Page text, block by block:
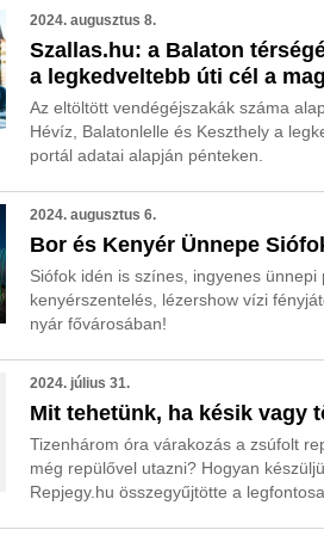
2024. augusztus 8.
Szallas.hu: a Balaton
a legkedveltebb úti cél a
Az eltöltött vendégéjszakák száma
Hévíz, Balatonlelle és Keszthely a
portál adatai alapján pénteken.
2024. augusztus 6.
Bor és Kenyér Ünnepe
Siófok idén is színes, ingyenes
kenyérszentelés, lézershow vízi
nyár fővárosában!
2024. július 31.
Mit tehetünk, ha késik vagy
Tizenhárom óra várakozás a zsúfolt
még repülővel utazni? Hogyan
Repjegy.hu összegyűjtötte a